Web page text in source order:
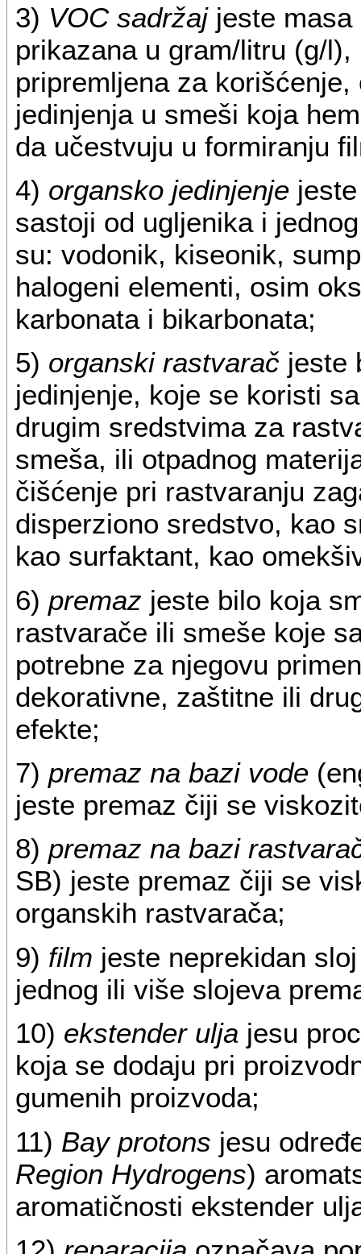
3) VOC sadržajjeste masa
prikazana u gram/litru (g/
pripremljena za
jedinjenja u smeši koja
da učestvuju u formiranju
4) organsko jedinjenjejeste
sastoji od ugljenika i
su: vodonik, kiseonik,
halogeni elementi, osim
karbonata i bikarbonata;
5) organski rastvaračjeste
jedinjenje, koje se koristi
drugim sredstvima za
smeša, ili otpadnog
čišćenje pri rastvaranju
disperziono sredstvo, kao
kao surfaktant, kao
6) premaz jeste bilo koja
rastvarače ili smeše koje
potrebne za njegovu
dekorativne, zaštitne ili
efekte;
7) premaz na bazi vode
jeste premaz čiji se
8) premaz na bazi
SB) jeste premaz čiji se
organskih rastvarača;
9) film jeste neprekidan
jednog ili više slojeva
10) ekstender uljajesu
koja se dodaju pri
gumenih proizvoda;
11) Bay protons jesu
Region Hydrogens)
aromatičnosti ekstender